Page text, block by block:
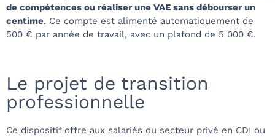
de compétences ou réaliser une VAE sans débourser un
centime. Ce compte est alimenté automatiquement de
500 € par année de travail, avec un plafond de 5 000 €.
Le projet de transition
professionnelle
Ce dispositif offre aux salariés du secteur privé en CDI ou